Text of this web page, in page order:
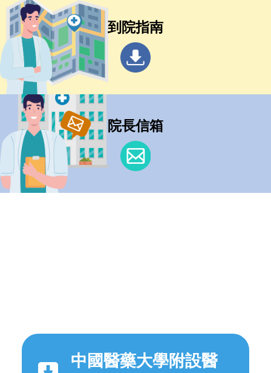
到院指南
院長信箱
中國醫藥大學附設醫